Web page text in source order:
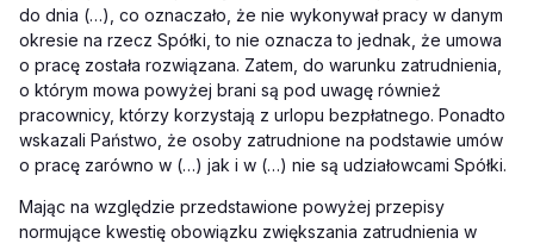
do dnia (…), co oznaczało, że nie wykonywał pracy w danym
okresie na rzecz Spółki, to nie oznacza to jednak, że umowa
o pracę została rozwiązana. Zatem, do warunku zatrudnienia,
o którym mowa powyżej brani są pod uwagę również
pracownicy, którzy korzystają z urlopu bezpłatnego. Ponadto
wskazali Państwo, że osoby zatrudnione na podstawie umów
o pracę zarówno w (…) jak i w (…) nie są udziałowcami Spółki.
Mając na względzie przedstawione powyżej przepisy
normujące kwestię obowiązku zwiększania zatrudnienia w